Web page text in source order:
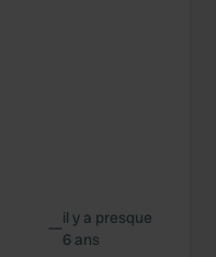
—il y a presque
6 ans